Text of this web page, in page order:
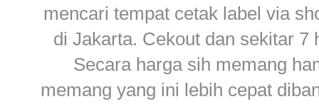
mencari tempat cetak label via
di Jakarta. Cekout dan sekitar 7
Secara harga sih memang
memang yang ini lebih cepat